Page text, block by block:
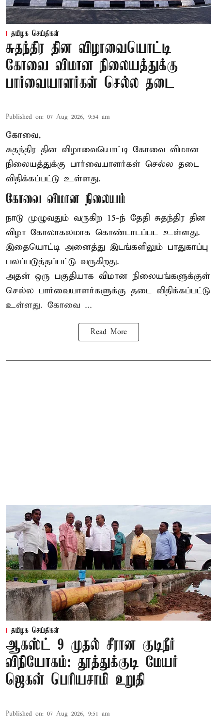
தமிழக செய்திகள்
சுதந்திர தின விழாவையொட்டி
கோவை விமான நிலையத்துக்கு
பார்வையாளர்கள் செல்ல தடை
Published on: 07 Aug 2026, 9:54 am
கோவை,
சுதந்திர தின விழாவையொட்டி கோவை விமான
நிலையத்துக்கு பார்வையாளர்கள் செல்ல தடை
விதிக்கப்பட்டு உள்ளது.
கோவை விமான நிலையம்
நாடு முழுவதும் வருகிற 15-ந் தேதி சுதந்திர தின
விழா கோலாகலமாக கொண்டாடப்பட உள்ளது.
இதையொட்டி அனைத்து இடங்களிலும் பாதுகாப்பு
பலப்படுத்தப்பட்டு வருகிறது.
அதன் ஒரு பகுதியாக விமான நிலையங்களுக்குள்
செல்ல பார்வையாளர்களுக்கு தடை விதிக்கப்பட்டு
உள்ளது. கோவை ...
Read More
தமிழக செய்திகள்
ஆகஸ்ட் 9 முதல் சீரான குடிநீர்
விநியோகம்: தூத்துக்குடி மேயர்
ஜெகன் பெரியசாமி உறுதி
Published on: 07 Aug 2026, 9:51 am